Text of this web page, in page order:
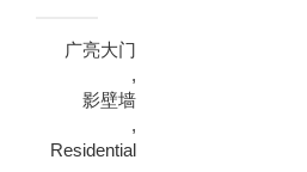
广亮大门
,
影壁墙
,
Residential